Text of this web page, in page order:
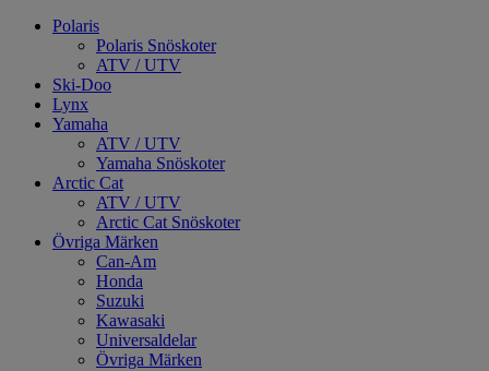
Polaris
Polaris Snöskoter
ATV / UTV
Ski-Doo
Lynx
Yamaha
ATV / UTV
Yamaha Snöskoter
Arctic Cat
ATV / UTV
Arctic Cat Snöskoter
Övriga Märken
Can-Am
Honda
Suzuki
Kawasaki
Universaldelar
Övriga Märken